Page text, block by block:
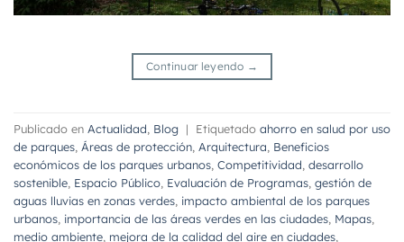
Continuar leyendo →
Publicado en Actualidad Blog | Etiquetado ahorro en salud por uso
de parques Áreas de protección Arquitectura Beneficios
económicos de los parques urbanos Competitividad desarrollo
sostenible Espacio Público Evaluación de Programas gestión de
aguas lluvias en zonas verdes impacto ambiental de los parques
urbanos importancia de las áreas verdes en las ciudades Mapas
medio ambiente mejora de la calidad del aire en ciudades